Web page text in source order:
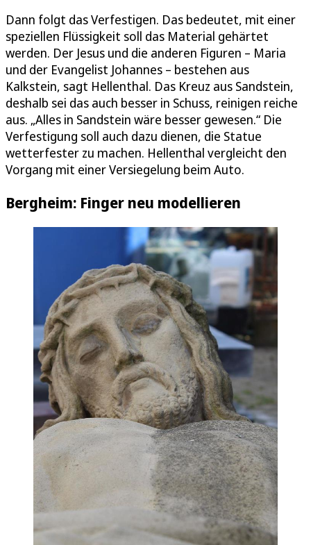
Dann folgt das Verfestigen. Das bedeutet, mit einer
speziellen Flüssigkeit soll das Material gehärtet
werden. Der Jesus und die anderen Figuren – Maria
und der Evangelist Johannes – bestehen aus
Kalkstein, sagt Hellenthal. Das Kreuz aus Sandstein,
deshalb sei das auch besser in Schuss, reinigen reiche
aus. „Alles in Sandstein wäre besser gewesen.“ Die
Verfestigung soll auch dazu dienen, die Statue
wetterfester zu machen. Hellenthal vergleicht den
Vorgang mit einer Versiegelung beim Auto.
Bergheim: Finger neu modellieren